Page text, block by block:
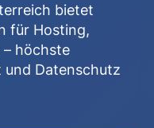
bietet
für Hosting,
– höchste
und Datenschutz